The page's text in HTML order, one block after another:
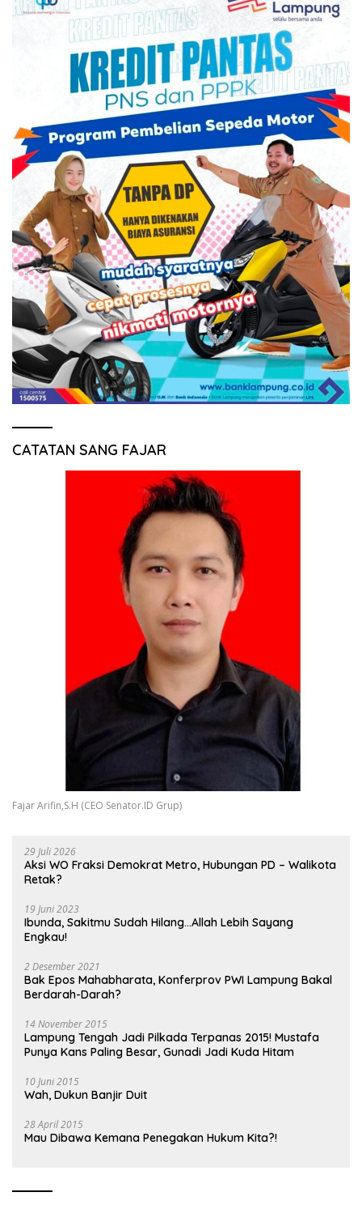
CATATAN SANG FAJAR
Fajar Arifin,S.H (CEO Senator.ID Grup)
29 Juli 2026
Aksi WO Fraksi Demokrat Metro, Hubungan PD – Walikota
Retak?
19 Juni 2023
Ibunda, Sakitmu Sudah Hilang…Allah Lebih Sayang
Engkau!
2 Desember 2021
Bak Epos Mahabharata, Konferprov PWI Lampung Bakal
Berdarah-Darah?
14 November 2015
Lampung Tengah Jadi Pilkada Terpanas 2015! Mustafa
Punya Kans Paling Besar, Gunadi Jadi Kuda Hitam
10 Juni 2015
Wah, Dukun Banjir Duit
28 April 2015
Mau Dibawa Kemana Penegakan Hukum Kita?!